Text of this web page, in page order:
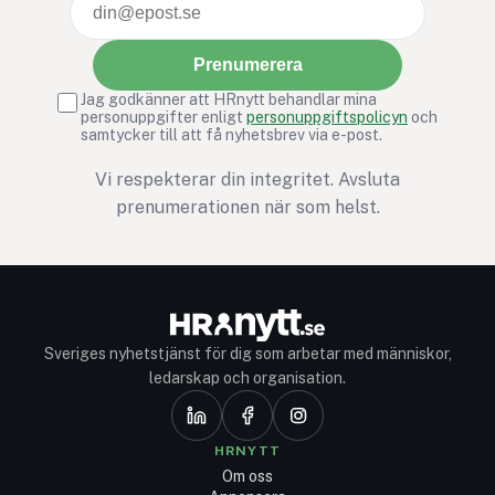
Prenumerera
Jag godkänner att HRnytt behandlar mina
personuppgifter enligt personuppgiftspolicyn och
samtycker till att få nyhetsbrev via e-post.
Vi respekterar din integritet. Avsluta
prenumerationen när som helst.
Sveriges nyhetstjänst för dig som arbetar med människor,
ledarskap och organisation.
HRNYTT
Om oss